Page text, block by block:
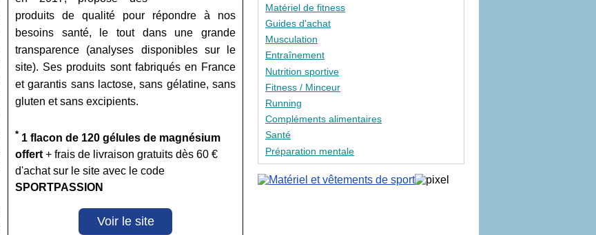
produits de qualité pour répondre à nos
besoins santé, le tout dans une grande
transparence (analyses disponibles sur le
site). Ses produits sont fabriqués en France
et garantis sans lactose, sans gélatine, sans
gluten et sans excipients.
* 1 flacon de 120 gélules de magnésium
offert+ frais de livraison gratuits dès 60 €
d'achat sur le site avec le code
SPORTPASSION
Voir le site
Matériel de fitness
Guides d'achat
Musculation
Entraînement
Nutrition sportive
Fitness / Minceur
Running
Compléments alimentaires
Santé
Préparation mentale